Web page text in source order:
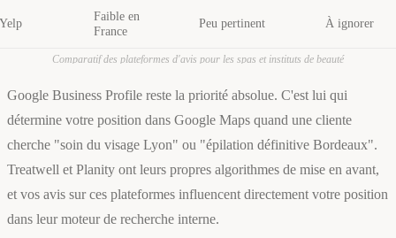
Comparatif des plateformes d'avis pour les spas et instituts de beauté
Yelp
Faible en
France
Peu pertinent À ignorer
Google Business Profile reste la priorité absolue. C'est lui qui
détermine votre position dans Google Maps quand une cliente
cherche "soin du visage Lyon" ou "épilation définitive Bordeaux".
Treatwell et Planity ont leurs propres algorithmes de mise en avant,
et vos avis sur ces plateformes influencent directement votre position
dans leur moteur de recherche interne.